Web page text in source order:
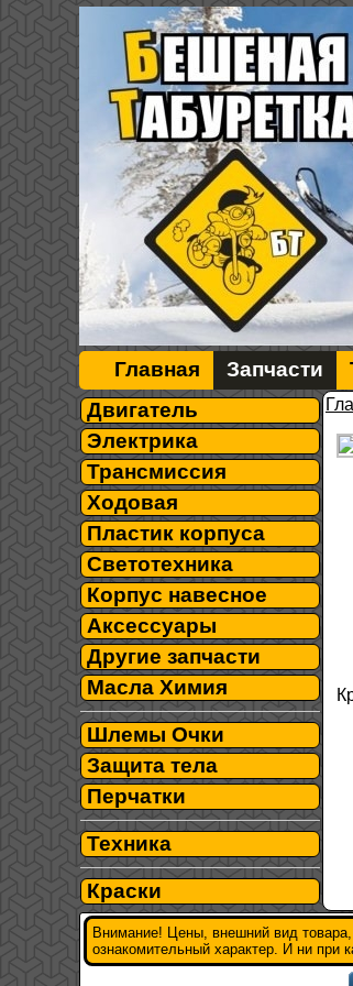
Главная Запчасти
Двигатель
Электрика
Трансмиссия
Ходовая
Пластик корпуса
Светотехника
Корпус навесное
Аксессуары
Другие запчасти
Масла Химия
Шлемы Очки
Защита тела
Перчатки
Техника
Краски
Внимание! Цены, внешний вид товара,
ознакомительный характер. И ни при